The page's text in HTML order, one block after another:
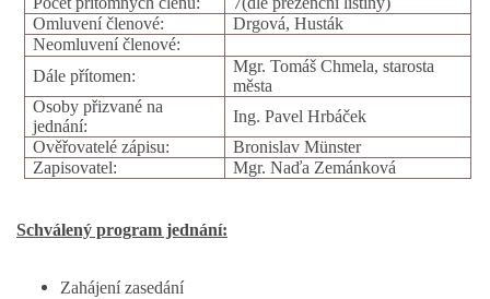
SPOLKY
SLUŽBY
Omluvení členové:
Drgová, Husták
Neomluvení členové:
Dále přítomen:
Mgr. Tomáš Chmela, starosta
města
Osoby přizvané na
jednání:
Ing. Pavel Hrbáček
Ověřovatelé zápisu:
Bronislav Münster
Zapisovatel:
Mgr. Naďa Zemánková
Schválený program jednání:
Zahájení zasedání